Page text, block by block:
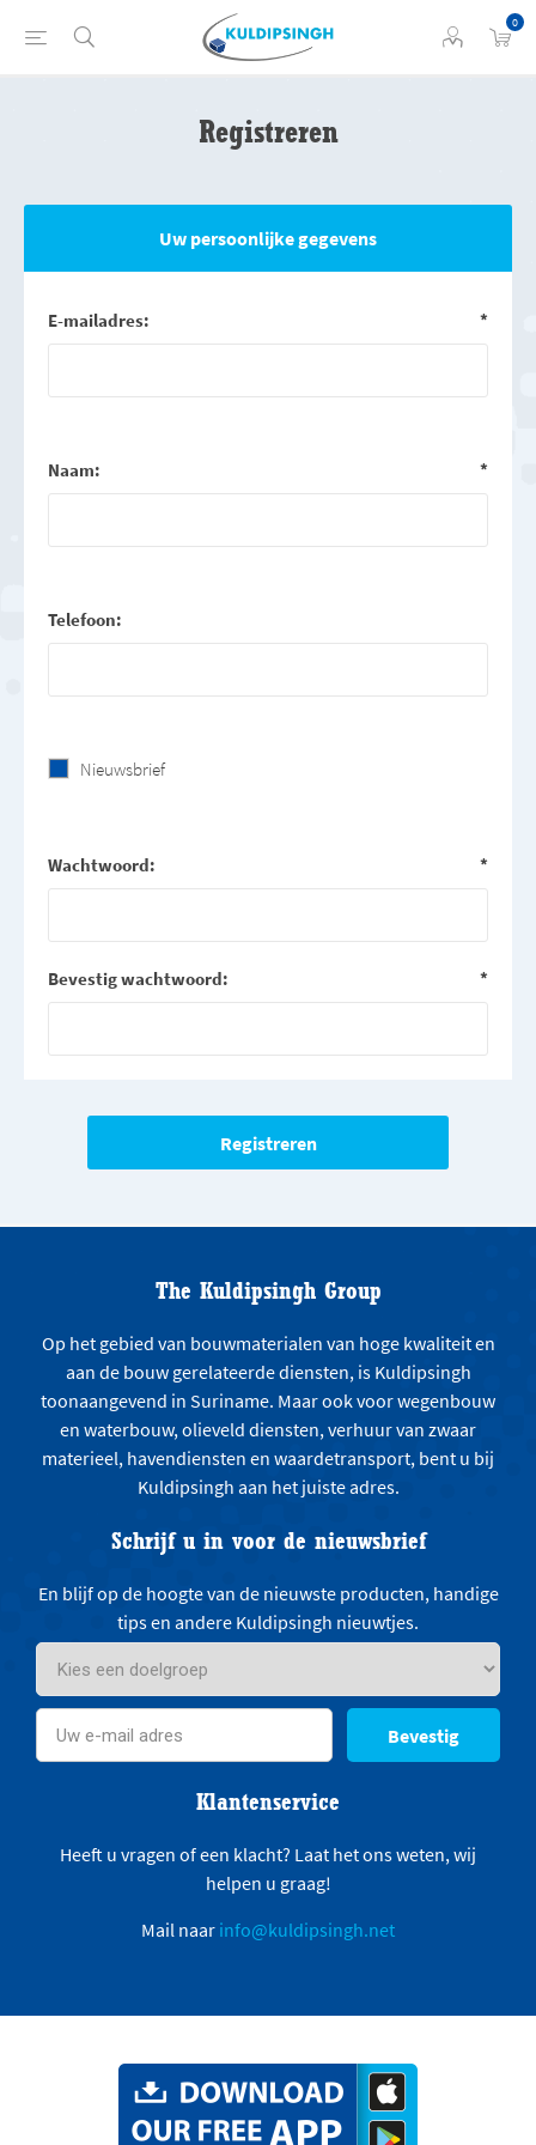
0
Registreren
Uw persoonlijke gegevens
E-mailadres: *
Naam: *
Telefoon:
Nieuwsbrief
Wachtwoord: *
Bevestig wachtwoord: *
The Kuldipsingh Group
Op het gebied van bouwmaterialen van hoge kwaliteit en
aan de bouw gerelateerde diensten, is Kuldipsingh
toonaangevend in Suriname. Maar ook voor wegenbouw
en waterbouw, olieveld diensten, verhuur van zwaar
materieel, havendiensten en waardetransport, bent u bij
Kuldipsingh aan het juiste adres.
Schrijf u in voor de nieuwsbrief
En blijf op de hoogte van de nieuwste producten, handige
tips en andere Kuldipsingh nieuwtjes.
Bevestig
Klantenservice
Heeft u vragen of een klacht? Laat het ons weten, wij
helpen u graag!
Mail naar info@kuldipsingh.net